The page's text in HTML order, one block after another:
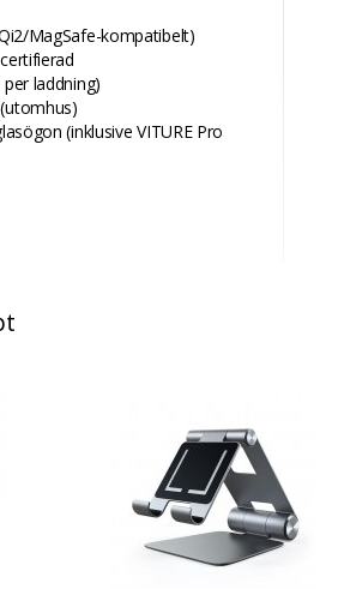
MagSafe-kompatibelt)
laddning)
(inklusive VITURE Pro